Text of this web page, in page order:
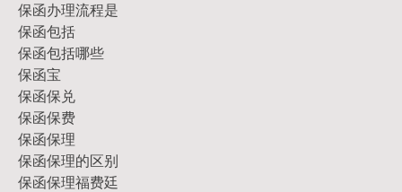
保函办理流程是
保函包括
保函包括哪些
保函宝
保函保兑
保函保费
保函保理
保函保理的区别
保函保理福费廷